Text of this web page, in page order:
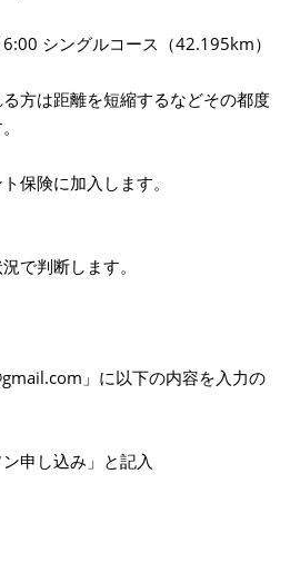
シングルコース（42.195km）
方は距離を短縮するなどその都度
保険に加入します。
で判断します。
」に以下の内容を入力の
申し込み」と記入